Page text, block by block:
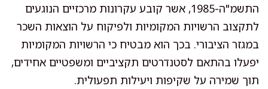
התשמ"ה-1985, אשר קובע עקרונות מרכזיים הנוגעים
לתקצוב הרשויות המקומיות ולפיקוח על הוצאות השכר
במגזר הציבורי. בכך הוא מבטיח כי הרשויות המקומיות
יפעלו בהתאם לסטנדרטים תקציביים ומשפטיים אחידים,
תוך שמירה על שקיפות ויעילות תפעולית.